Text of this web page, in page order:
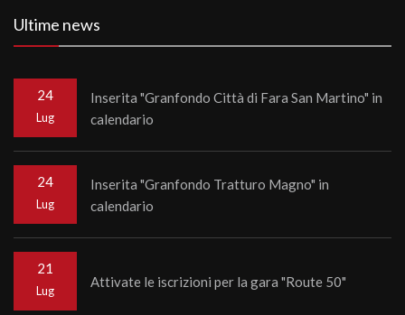
Ultime news
24
Lug
Inserita "Granfondo Città di Fara San Martino" in
calendario
24
Lug
Inserita "Granfondo Tratturo Magno" in
calendario
21
Lug
Attivate le iscrizioni per la gara "Route 50"